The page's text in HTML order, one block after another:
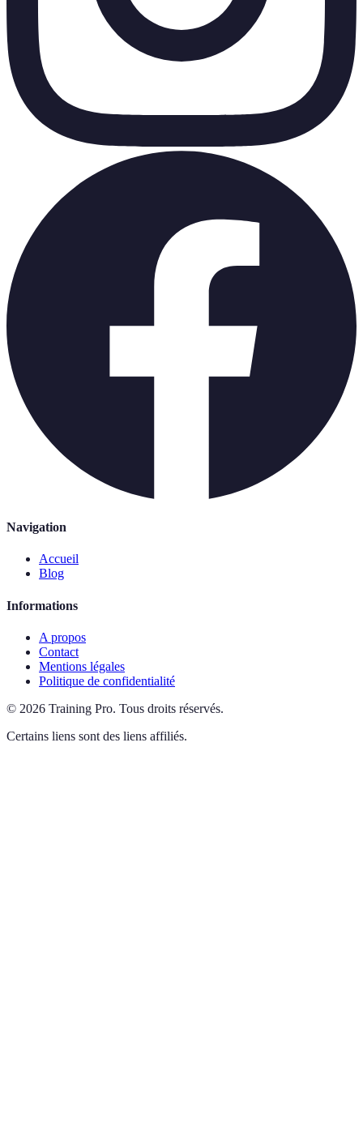
Navigation
Accueil
Blog
Informations
A propos
Contact
Mentions légales
Politique de confidentialité
© 2026 Training Pro. Tous droits réservés.
Certains liens sont des liens affiliés.